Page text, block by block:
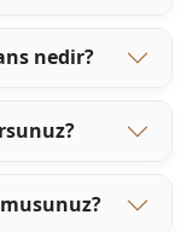
nedir?